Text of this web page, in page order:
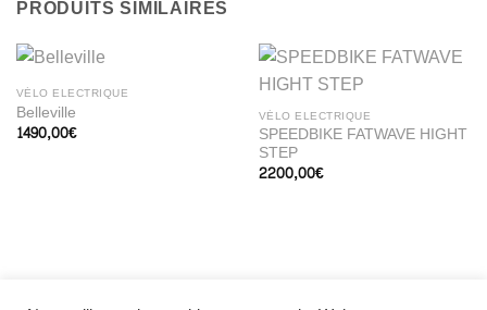
PRODUITS SIMILAIRES
VÉLO ELECTRIQUE
Belleville
1490,00€
VÉLO ELECTRIQUE
SPEEDBIKE FATWAVE HIGHT
STEP
2200,00€